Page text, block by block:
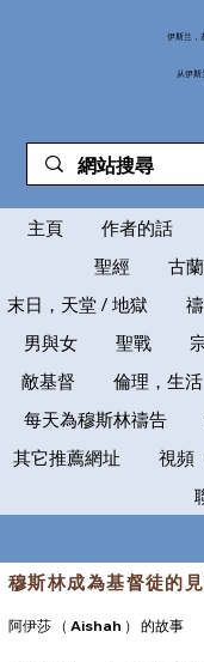
伊斯兰，
从伊
主頁 作者的話
聖經
古
末日，天堂 / 地獄
男與女
聖戰
敵基督
倫理，生活
每天為穆斯林禱告
其它推薦網址
視頻
阿伊莎 （ Aishah ） 的故事
穆斯林成為基督徒的